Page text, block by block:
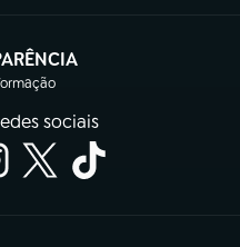
em nova aba)
sociais